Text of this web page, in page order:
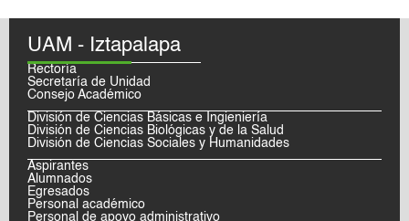
UAM - Iztapalapa
Rectoría
Secretaría de Unidad
Consejo Académico
División de Ciencias Básicas e Ingieniería
División de Ciencias Biológicas y de la Salud
División de Ciencias Sociales y Humanidades
Aspirantes
Alumnados
Egresados
Personal académico
Personal de apoyo administrativo